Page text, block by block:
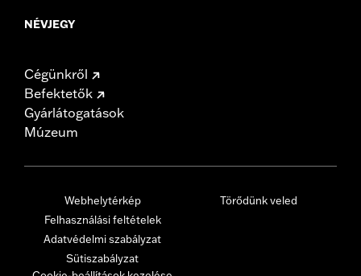
NÉVJEGY
Cégünkről
Befektetők
Gyárlátogatások
Múzeum
Webhelytérkép
Felhasználási feltételek
Adatvédelmi szabályzat
Sütiszabályzat
Törődünk veled